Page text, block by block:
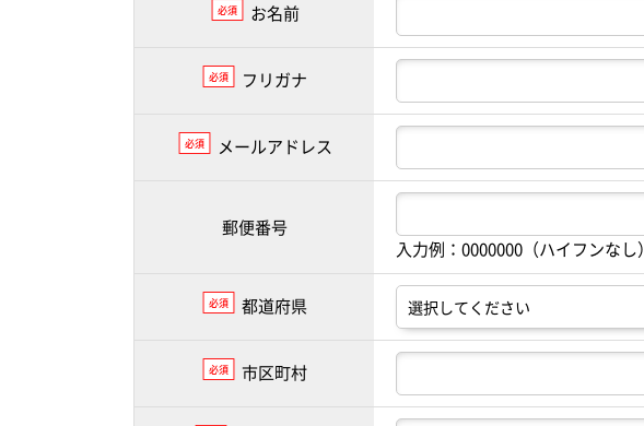
必須 お名前
必須 フリガナ
必須 メールアドレス
郵便番号
入力例：0000000（ハイフンなし）
必須 都道府県
必須 市区町村